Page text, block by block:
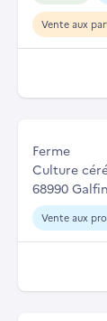
Vente aux
Ferme
Culture
68990
Vente aux